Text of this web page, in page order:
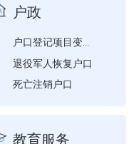
户政
户口登记项目变更更正证明
退役军人恢复户口
死亡注销户口
教育服务